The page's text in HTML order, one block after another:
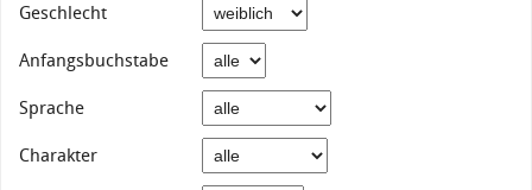
Geschlecht
Anfangsbuchstabe
Sprache
Charakter